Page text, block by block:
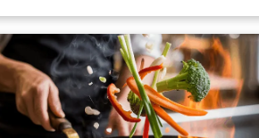
En el competitivo mercado de la
en Chile, ofrecer este producto con
puede […] La entrada Focaccia
Sabor italiano con el Horno Forza STi
primero en Prática Chile.